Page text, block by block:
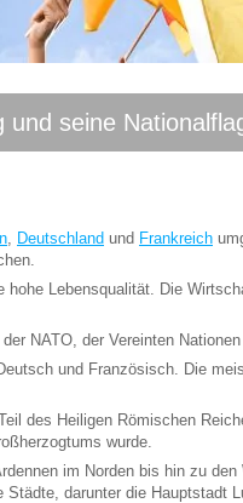
seine
, Deutschland und Frankreich
Lebensqualität. Die
NATO, der Vereinten
und Französisch. Die
des Heiligen Römischen
wurde.
im Norden bis hin zu
darunter die Hauptstadt